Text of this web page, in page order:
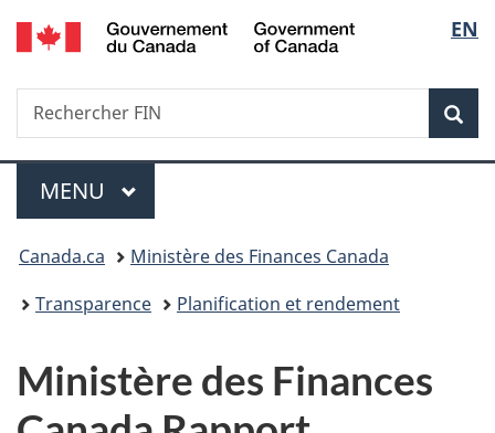
Passer
au
Passer
à
du
Passer
à
simplifiée
de
la
EN
Recherche
Rechercher
FIN
Menu
MENU PRINCIPAL
Vous
êtes
Canada.ca
Ministère des Finances Canada
Transparence
Planification et rendement
Ministère des Finances